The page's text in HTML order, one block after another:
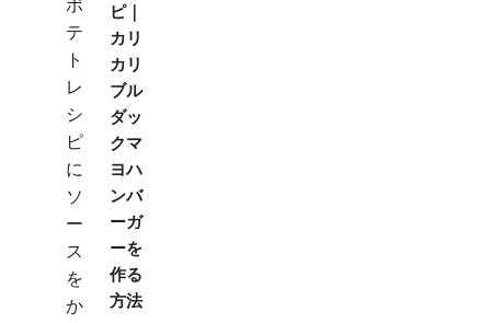
ピ｜
カリ
カリ
ブル
ダッ
クマ
ヨハ
ンバ
ーガ
ーを
作る
方法